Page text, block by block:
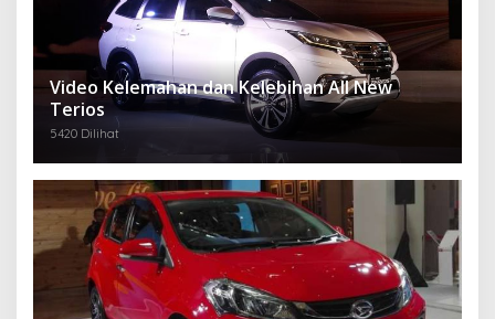
Video Kelemahan dan Kelebihan All New
Terios
5420 Dilihat